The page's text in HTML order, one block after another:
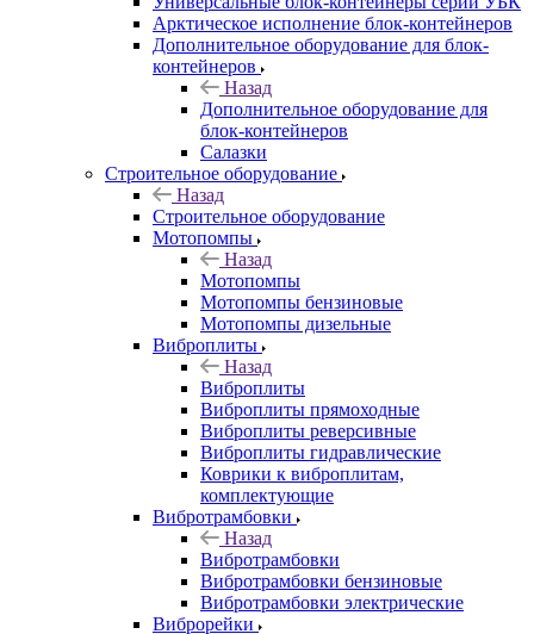
Арктическое исполнение блок-контейнеров
Дополнительное оборудование для блок-
контейнеров
Назад
Дополнительное оборудование для
блок-контейнеров
Салазки
Строительное оборудование
Назад
Строительное оборудование
Мотопомпы
Назад
Мотопомпы
Мотопомпы бензиновые
Мотопомпы дизельные
Виброплиты
Назад
Виброплиты
Виброплиты прямоходные
Виброплиты реверсивные
Виброплиты гидравлические
Коврики к виброплитам,
комплектующие
Вибротрамбовки
Назад
Вибротрамбовки
Вибротрамбовки бензиновые
Вибротрамбовки электрические
Виброрейки